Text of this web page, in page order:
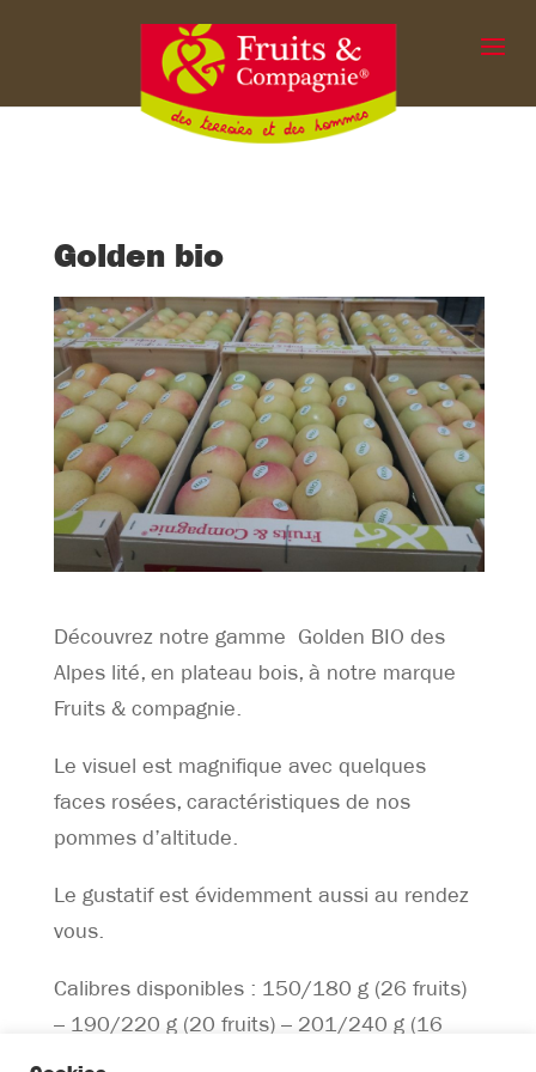
Golden bio
Découvrez notre gamme Golden BIO des
Alpes lité, en plateau bois, à notre marque
Fruits & compagnie.
Le visuel est magnifique avec quelques
faces rosées, caractéristiques de nos
pommes d’altitude.
Le gustatif est évidemment aussi au rendez
vous.
Calibres disponibles : 150/180 g (26 fruits)
– 190/220 g (20 fruits) – 201/240 g (16
fruits)